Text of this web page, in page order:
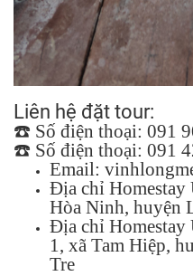
Liên hệ đặt tour:
☎️ Số điện thoại: 091
☎️ Số điện thoại: 091
Email:
Địa chỉ Homestay
Hòa Ninh, huyện
Địa chỉ Homestay
1, xã Tam Hiệp,
Tre